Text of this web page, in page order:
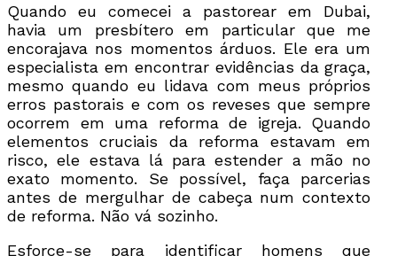
Quando eu comecei a pastorear em Dubai,
havia um presbítero em particular que me
encorajava nos momentos árduos. Ele era um
especialista em encontrar evidências da graça,
mesmo quando eu lidava com meus próprios
erros pastorais e com os reveses que sempre
ocorrem em uma reforma de igreja. Quando
elementos cruciais da reforma estavam em
risco, ele estava lá para estender a mão no
exato momento. Se possível, faça parcerias
antes de mergulhar de cabeça num contexto
de reforma. Não vá sozinho.
Esforce-se para identificar homens que